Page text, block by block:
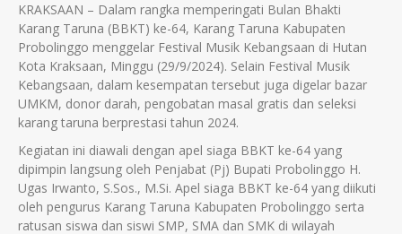
KRAKSAAN – Dalam rangka memperingati Bulan Bhakti
Karang Taruna (BBKT) ke-64, Karang Taruna Kabupaten
Probolinggo menggelar Festival Musik Kebangsaan di Hutan
Kota Kraksaan, Minggu (29/9/2024). Selain Festival Musik
Kebangsaan, dalam kesempatan tersebut juga digelar bazar
UMKM, donor darah, pengobatan masal gratis dan seleksi
karang taruna berprestasi tahun 2024.
Kegiatan ini diawali dengan apel siaga BBKT ke-64 yang
dipimpin langsung oleh Penjabat (Pj) Bupati Probolinggo H.
Ugas Irwanto, S.Sos., M.Si. Apel siaga BBKT ke-64 yang diikuti
oleh pengurus Karang Taruna Kabupaten Probolinggo serta
ratusan siswa dan siswi SMP, SMA dan SMK di wilayah